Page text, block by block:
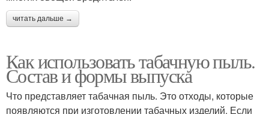
читать дальше →
Как использовать табачную пыль.
Состав и формы выпуска
Что представляет табачная пыль. Это отходы, которые
появляются при изготовлении табачных изделий. Если